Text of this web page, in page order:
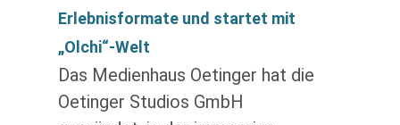
Erlebnisformate und startet mit
„Olchi“-Welt
Das Medienhaus Oetinger hat die
Oetinger Studios GmbH